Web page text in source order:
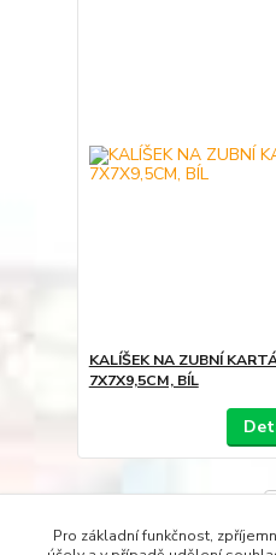
KALÍŠEK NA ZUBNÍ
7X7X9,5CM, BÍL
Pro základní funkčnost,